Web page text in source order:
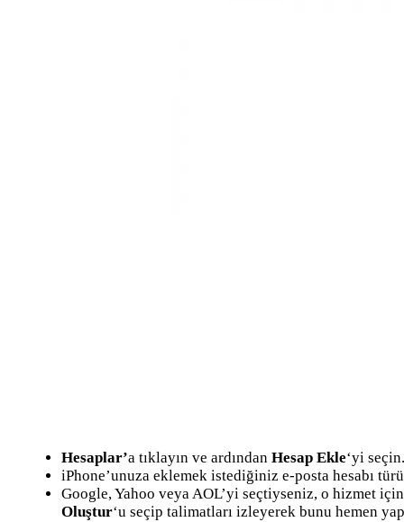
Hesaplar’a tıklayın ve ardından Hesap Ekle‘yi seçin.
iPhone’unuza eklemek istediğiniz e-posta hesabı
Google, Yahoo veya AOL’yi seçtiyseniz, o hizmet
Oluştur‘u seçip talimatları izleyerek bunu hemen